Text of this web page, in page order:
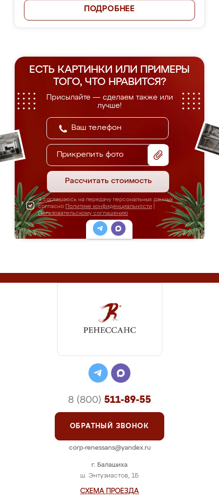
ПОДРОБНЕЕ
ЕСТЬ КАРТИНКИ ИЛИ ПРИМЕРЫ
ТОГО, ЧТО НРАВИТСЯ?
Присылайте — сделаем также или
лучше!
Прикрепить фото
Рассчитать стоимость
Я соглашаюсь на передачу персональных данных
согласно Политике конфиденциальности
Пользовательскому соглашению
г. Балашиха
ш. Энтузиастов, 1Б
СХЕМА ПРОЕЗДА
8 (800) 511-89-55
ОБРАТНЫЙ ЗВОНОК
corp-renessans@yandex.ru